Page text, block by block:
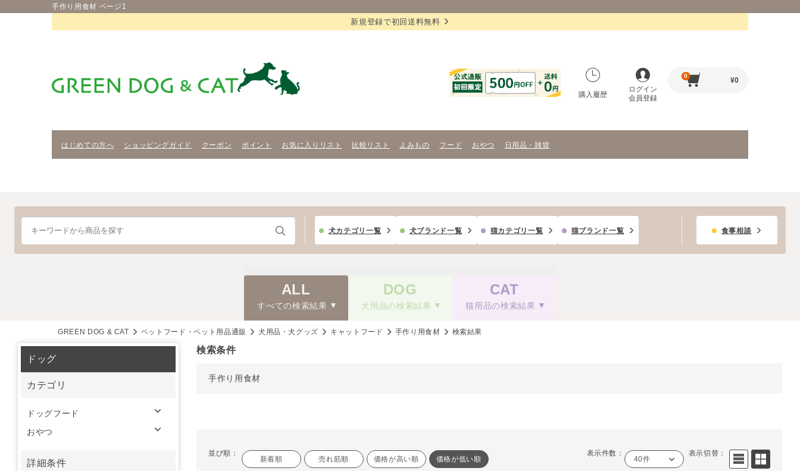
手作り用食材 ページ1
新規登録で初回送料無料
購入履歴
ログイン
会員登録
0
¥0
はじめての方へ ショッピングガイド クーポン ポイント お気に入りリスト 比較リスト よみもの フード おやつ 日用品・雑貨
犬カテゴリ一覧 犬ブランド一覧 猫カテゴリ一覧 猫ブランド一覧 食事相談
ALL
すべての検索結果
DOG
犬用品の検索結果
CAT
猫用品の検索結果
GREEN DOG & CAT ペットフード・ペット用品通販 犬用品・犬グッズ キャットフード 手作り用食材 検索結果
検索条件
手作り用食材
並び順：
新着順 売れ筋順 価格が高い順 価格が低い順
表示件数：
40件
表示切替：
ドッグ
カテゴリ
ドッグフード
おやつ
詳細条件